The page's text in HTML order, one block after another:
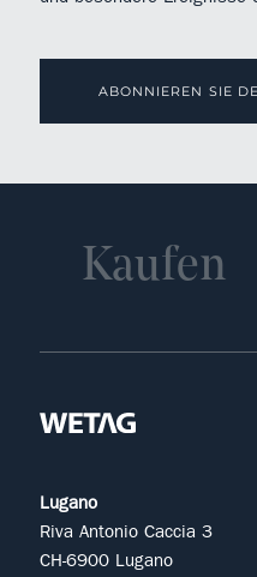
ABONNIEREN SIE
Kaufen
Lugano
Riva Antonio Caccia 3
CH-6900 Lugano